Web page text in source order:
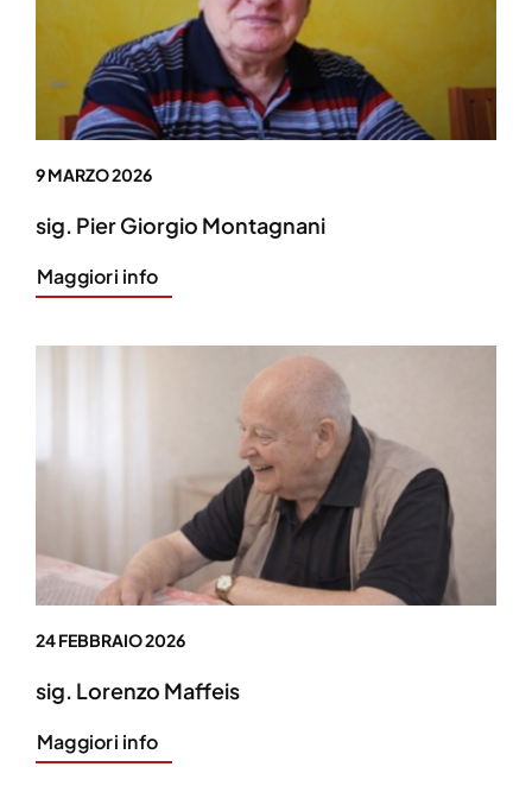
9 MARZO 2026
sig. Pier Giorgio Montagnani
Maggiori info
24 FEBBRAIO 2026
sig. Lorenzo Maffeis
Maggiori info